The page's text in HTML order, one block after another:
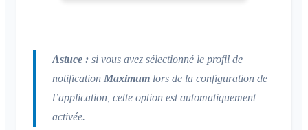
Astuce : si vous avez sélectionné le profil de
notification Maximum lors de la configuration de
l’application, cette option est automatiquement
activée.